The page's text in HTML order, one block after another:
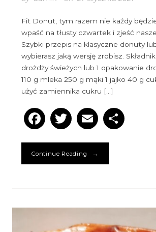
Fit Donut, tym razem nie każdy
wpaść na tłusty czwartek i zjeść
Szybki przepis na klasyczne donuty
wybierasz jaką wersję zrobisz.
drożdży świeżych lub 1 opakowanie
110 g mleka 250 g mąki 1 jajko 40 g
użyć zamiennika cukru […]
Facebook
Twitter
Email
Continue Reading →